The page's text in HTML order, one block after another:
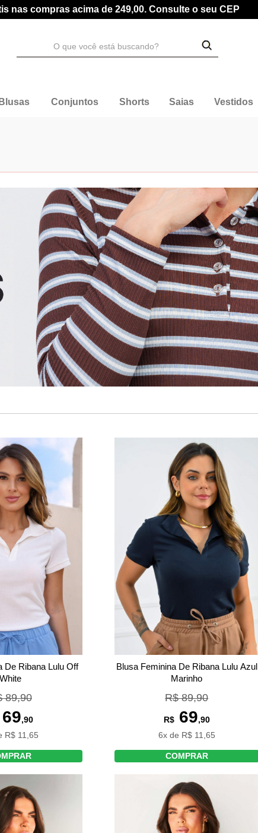
nas compras acima de 249,00. Consulte o seu CEP
Blusas Conjuntos Shorts Saias Vestidos
De Ribana Lulu Off
White
89,90
69,90
R$ 11,65
Blusa Feminina De Ribana Lulu Azul
Marinho
R$ 89,90
R$69,90
6x de R$ 11,65
COMPRAR